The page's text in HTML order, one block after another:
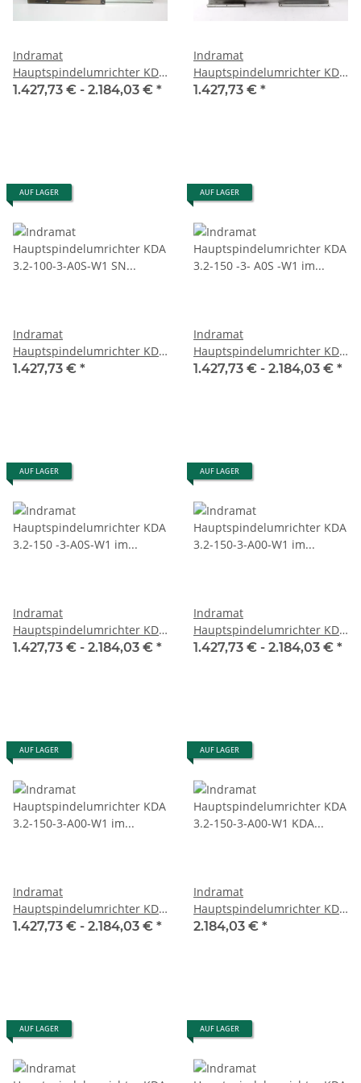
Indramat
Hauptspindelumrichter KDA
3.2-100-3-A0S-W1 im
1.427,73 € - 2.184,03 € *
Indramat
Hauptspindelumrichter KDA
3.2-100-3-A0S-W1 / KDA 3.2-
1.427,73 € *
AUF LAGER
Indramat
Hauptspindelumrichter KDA
3.2-100-3-A0S-W1 SN
1.427,73 € *
AUF LAGER
Indramat
Hauptspindelumrichter KDA
3.2-150 -3- A0S -W1 im
1.427,73 € - 2.184,03 € *
AUF LAGER
Indramat
Hauptspindelumrichter KDA
3.2-150 -3-A0S-W1 im
1.427,73 € - 2.184,03 € *
AUF LAGER
Indramat
Hauptspindelumrichter KDA
3.2-150-3-A00-W1 im
1.427,73 € - 2.184,03 € *
AUF LAGER
Indramat
Hauptspindelumrichter KDA
3.2-150-3-A00-W1 im
1.427,73 € - 2.184,03 € *
AUF LAGER
Indramat
Hauptspindelumrichter KDA
3.2-150-3-A00-W1 KDA 3.2-
2.184,03 € *
AUF LAGER AUF LAGER